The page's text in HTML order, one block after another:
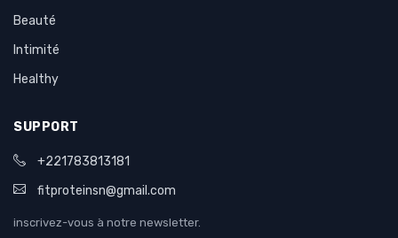
Beauté
Intimité
Healthy
SUPPORT
+221783813181
fitproteinsn@gmail.com
inscrivez-vous à notre newsletter.